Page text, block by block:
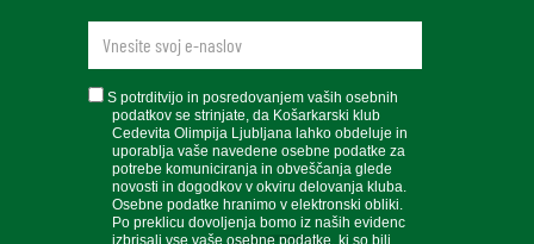
newsletteremail
soglasje
S potrditvijo in posredovanjem vaših osebnih
podatkov se strinjate, da Košarkarski klub
Cedevita Olimpija Ljubljana lahko obdeluje in
uporablja vaše navedene osebne podatke za
potrebe komuniciranja in obveščanja glede
novosti in dogodkov v okviru delovanja kluba.
Osebne podatke hranimo v elektronski obliki.
Po preklicu dovoljenja bomo iz naših evidenc
izbrisali vse vaše osebne podatke, ki so bili